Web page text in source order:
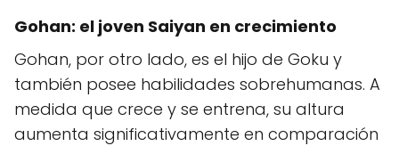
Gohan: el joven Saiyan en crecimiento
Gohan, por otro lado, es el hijo de Goku y
también posee habilidades sobrehumanas. A
medida que crece y se entrena, su altura
aumenta significativamente en comparación